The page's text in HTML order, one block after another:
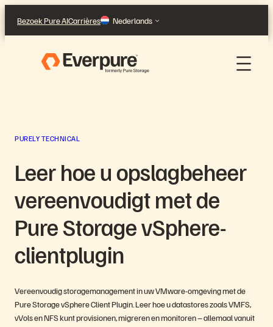
naar
de
Bezoek Pure AICarrières Nederlands
PURELY TECHNICAL
Leer hoe u opslagbeheer
vereenvoudigt met de
Pure Storage vSphere-
clientplugin
Vereenvoudig storagemanagement in uw VMware-omgeving met de
Pure Storage vSphere Client Plugin. Leer hoe u datastores zoals VMFS,
vVols en NFS kunt provisionen, migreren en monitoren – allemaal vanuit